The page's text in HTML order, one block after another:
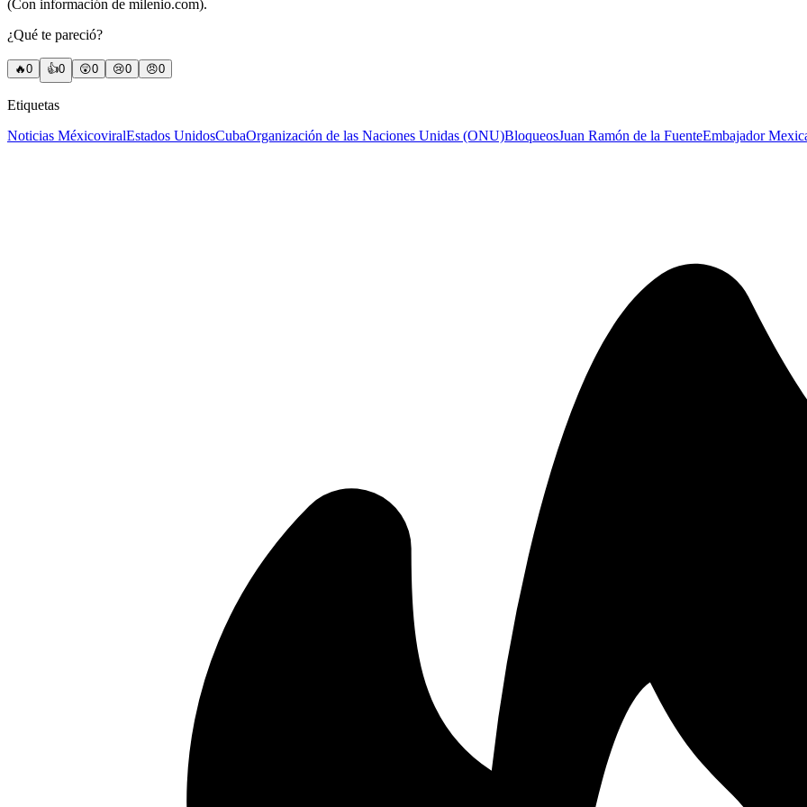
(Con información de milenio.com).
¿Qué te pareció?
🔥0 👍0 😲0 😢0 😠0
Etiquetas
Noticias MéxicoviralEstados UnidosCubaOrganización de las Naciones Unidas (ONU)BloqueosJuan Ramón de la FuenteEmbajador